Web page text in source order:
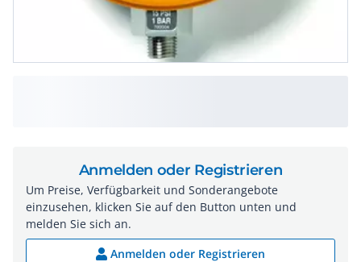
Anmelden oder Registrieren
Um Preise, Verfügbarkeit und Sonderangebote
einzusehen, klicken Sie auf den Button unten und
melden Sie sich an.
Anmelden oder Registrieren